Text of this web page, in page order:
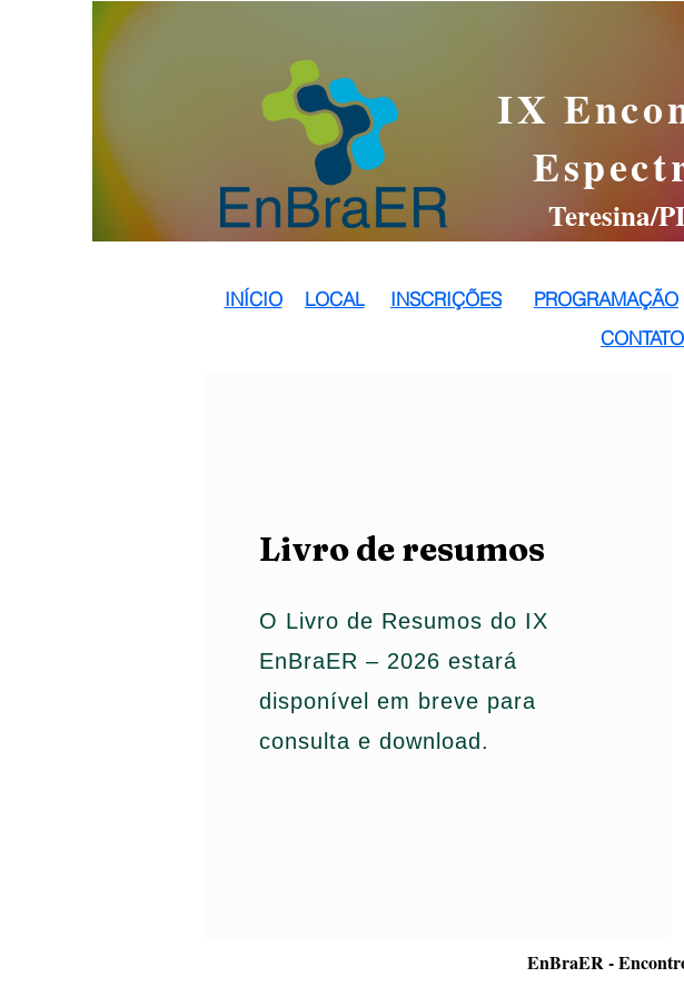
IX
Teresina/
LOCAL
INÍCIO INSCRIÇÕES PROGRAMAÇÃO
CONTATO
Livro de resumos
O Livro de Resumos do IX
EnBraER – 2026 estará
disponível em breve para
consulta e download.
EnBraER -